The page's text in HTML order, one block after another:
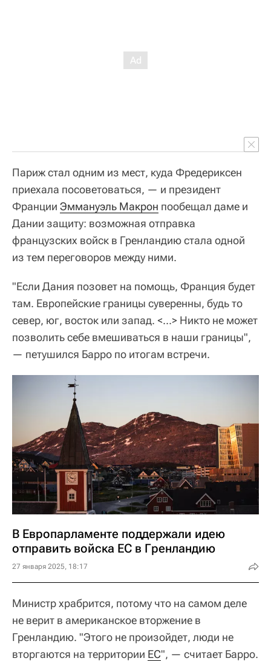
Париж стал одним из мест, куда Фредериксен
приехала посоветоваться, — и президент
Франции Эммануэль Макрон пообещал даме и
Дании защиту: возможная отправка
французских войск в Гренландию стала одной
из тем переговоров между ними.
"Если Дания позовет на помощь, Франция будет
там. Европейские границы суверенны, будь то
север, юг, восток или запад. <...> Никто не может
позволить себе вмешиваться в наши границы",
— петушился Барро по итогам встречи.
В Европарламенте поддержали идею
отправить войска ЕС в Гренландию
27 января 2025, 18:17
Министр храбрится, потому что на самом деле
не верит в американское вторжение в
Гренландию. "Этого не произойдет, люди не
вторгаются на территории ЕС", — считает Барро.